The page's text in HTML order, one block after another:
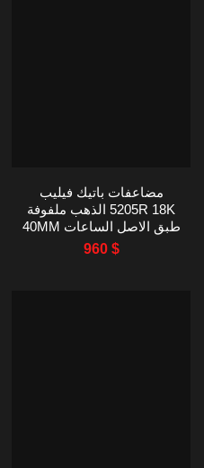
مضاعفات باتيك فيليب
5205R 18K الذهب ملفوفة
طبق الاصل الساعات 40MM
960 $